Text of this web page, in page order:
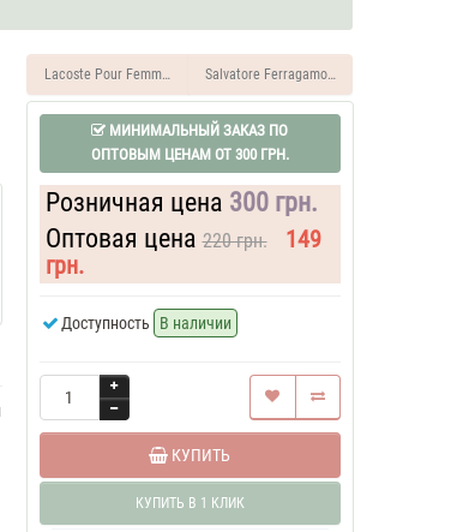
Lacoste Pour Femme Духи женские 110 MLSalvatore Ferragamo Incanto Shine Духи
МИНИМАЛЬНЫЙ ЗАКАЗ ПО
ОПТОВЫМ ЦЕНАМ ОТ 300 ГРН.
Розничная цена 300 грн.
Оптовая цена 220 грн.
149
грн.
Доступность В наличии
КУПИТЬ
КУПИТЬ В 1 КЛИК